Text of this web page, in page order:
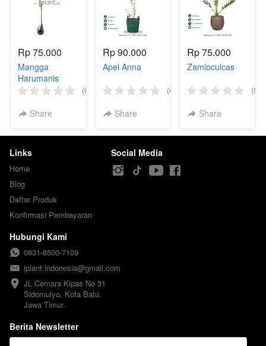
Rp 75.000
Mangga
Harumanis
(0)
Share
Rp 90.000
Apel Anna
(0)
Share
Rp 75.000
Zamioculcas
(0)
Share
Links
Home
Blog
Daftar Produk
Konfirmasi Pembayaran
Social Media
Hubungi Kami
0831-6500-7109
iplant.indonesia@gmail.com
JL Cemara Kipas No 31
Sidomulyo, Kota Batu.
Jawa Timur.
Berita Newsletter